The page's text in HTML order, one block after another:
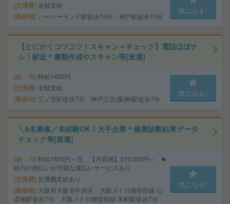
交通費 全額支給
勤務地 ハーバーランド駅徒歩10分、神戸駅徒歩13分
気になる!
【とにかくコツコツ！スキャン＋チェック】電話ほぼナ
シ！駅近＊書類作成やスキャン等[派遣]
給 与 時給1400円
交通費 全額支給
勤務地 三ノ宮駅徒歩7分、神戸三宮(阪神)駅徒歩7分
気になる!
＼8名募集／未経験OK！大手企業＊健康診断結果データ
チェック等[派遣]
給 与 時給1600円＋交 【月収例】316,000円～ ■
給与の前払いが可能な速払いサービスあり
交通費 交通費支給あり
勤務地 大阪府大阪市中央区 大阪メトロ御堂筋線 心
斎橋駅徒歩7分、大阪メトロ御堂筋線 本町駅徒歩7分
気になる!